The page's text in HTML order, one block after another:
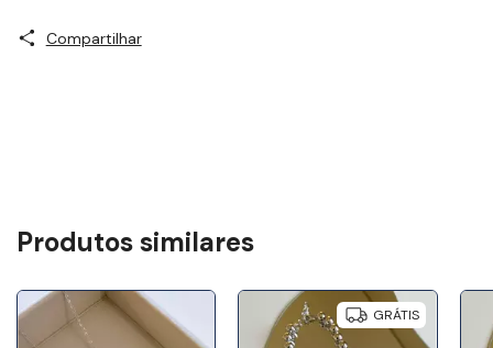
Compartilhar
Produtos similares
GRÁTIS